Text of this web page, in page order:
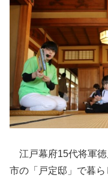
江戸幕府15代将軍徳
市の「戸定邸」で暮